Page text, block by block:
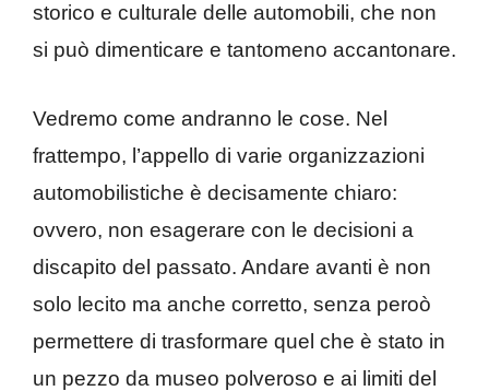
storico e culturale delle automobili, che non
si può dimenticare e tantomeno accantonare.
Vedremo come andranno le cose. Nel
frattempo, l’appello di varie organizzazioni
automobilistiche è decisamente chiaro:
ovvero, non esagerare con le decisioni a
discapito del passato. Andare avanti è non
solo lecito ma anche corretto, senza peroò
permettere di trasformare quel che è stato in
un pezzo da museo polveroso e ai limiti del